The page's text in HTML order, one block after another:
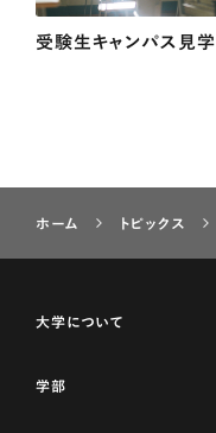
受験生キャンパス見学
ホーム トピックス
大学について
学部